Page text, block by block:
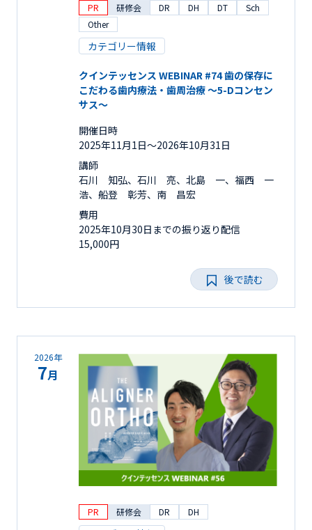
PR 研修会 DR DH DT
Sch
Other
カテゴリー情報
クインテッセンス WEBINAR #74 歯の保存に
こだわる歯内療法・歯周治療 ～5-Dコンセン
サス～
開催日時
2025年11月1日〜2026年10月31日
講師
石川 知弘、石川 亮、北島 一、福西 一
浩、船登 彰芳、南 昌宏
費用
2025年10月30日までの振り返り配信
15,000円
後で読む
2026年
7月
PR 研修会 DR DH